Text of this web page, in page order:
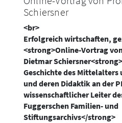
Schiersner
<br>
Erfolgreich wirtschaften,
<strong>Online-Vortrag
Dietmar
Geschichte des Mittelalters
und deren Didaktik an der
wissenschaftlicher Leiter
Fuggerschen Familien- und
Stiftungsarchivs</strong>